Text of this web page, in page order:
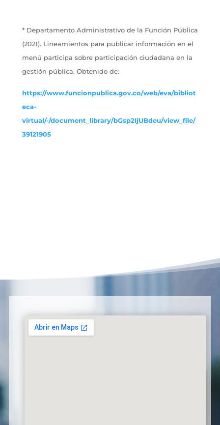
* Departamento Administrativo de la Función Pública
(2021). Lineamientos para publicar información en el
menú participa sobre participación ciudadana en la
gestión pública. Obtenido de:
https://www.funcionpublica.gov.co/web/eva/bibliot
eca-
virtual/-/document_library/bGsp2IjUBdeu/view_file/
39121905